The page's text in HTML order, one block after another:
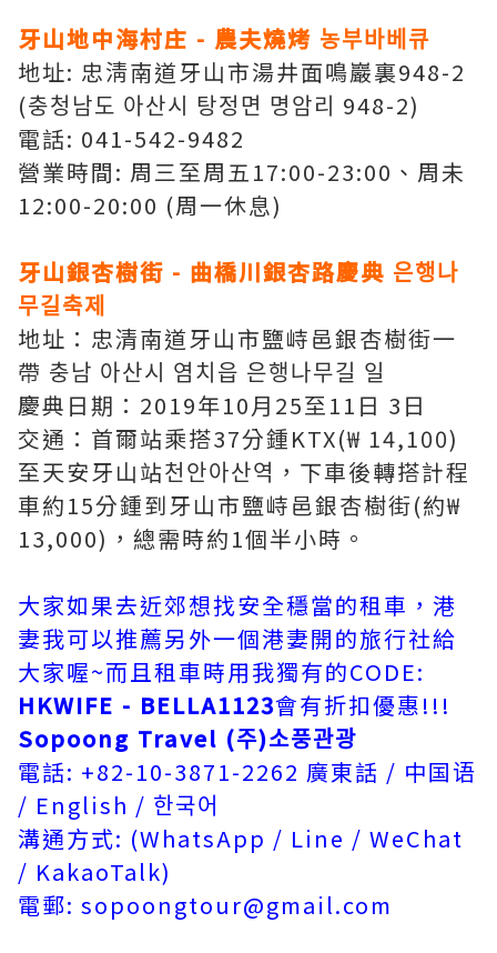
牙山地中海村庄 - 農夫燒烤 농부바베큐
地址: 忠淸南道牙山市湯井面鳴巖裏948-2
(충청남도 아산시 탕정면 명암리 948-2)
電話: 041-542-9482
營業時間: 周三至周五17:00-23:00、周未
12:00-20:00 (周一休息)
牙山銀杏樹街 - 曲橋川銀杏路慶典 은행나
무길축제
地址：忠清南道牙山市鹽峙邑銀杏樹街一
帶 충남 아산시 염치읍 은행나무길 일
慶典日期：2019年10月25至11日​ 3日
交通：首爾站乘搭37分鍾KTX(₩ 14,100)
至天安牙山站천안아산역，下車後轉搭計程
車約15分鍾到牙山市鹽峙邑銀杏樹街(約₩
13,000)，總需時約1個半小時。
大家如果去近郊想找安全穩當的租車，港
妻我可以推薦另外一個港妻開的旅行社給
大家喔~而且租車時用我獨有的CODE:
HKWIFE - BELLA1123會有折扣優惠!!!
Sopoong Travel (주)소풍관광
電話: +82-10-3871-2262 廣東話 / 中国语
/ English / 한국어
溝通方式: (WhatsApp / Line / WeChat
/ KakaoTalk)
電郵: sopoongtour@gmail.com